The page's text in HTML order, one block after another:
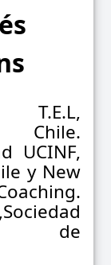
T.E.L,
Chile.
UCINF,
y New
de